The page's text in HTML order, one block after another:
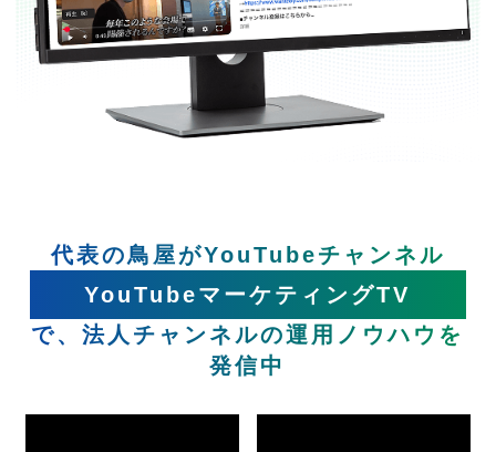
代表の鳥屋がYouTubeチャンネル
YouTubeマーケティングTV
で、法人チャンネルの運用ノウハウを
発信中